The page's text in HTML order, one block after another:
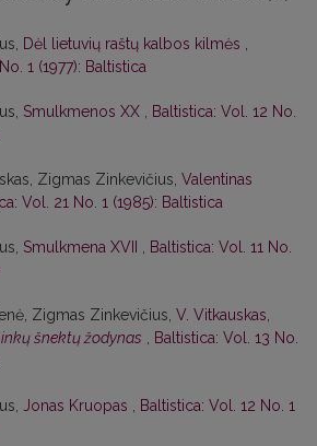
Dėl lietuvių raštų kalbos kilmės
1 (1977): Baltistica
Smulkmenos XX
Baltistica: Vol. 12 No.
Zigmas Zinkevičius, Valentinas
Vol. 21 No. 1 (1985): Baltistica
Smulkmena XVII
Baltistica: Vol. 11 No.
Zigmas Zinkevičius, V. Vitkauskas,
šnektų žodynas
Baltistica: Vol. 13 No.
Jonas Kruopas
Baltistica: Vol. 12 No. 1